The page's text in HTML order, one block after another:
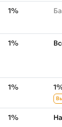
1%
1%
1%
1%